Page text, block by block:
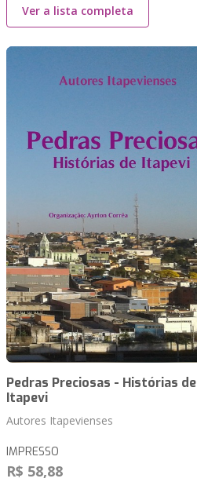
Ver a lista completa
Pedras Preciosas - Histórias de
Itapevi
Autores Itapevienses
IMPRESSO
R$ 58,88